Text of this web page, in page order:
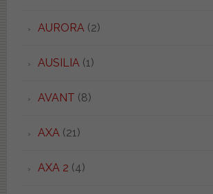
AURORA (2)
AUSILIA (1)
AVANT (8)
AXA (21)
AXA 2 (4)